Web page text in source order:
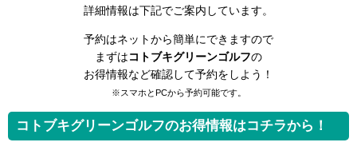
詳細情報は下記でご案内しています。
予約はネットから簡単にできますので
まずはコトブキグリーンゴルフの
お得情報など確認して予約をしよう！
※スマホとPCから予約可能です。
コトブキグリーンゴルフのお得情報はコチラから！